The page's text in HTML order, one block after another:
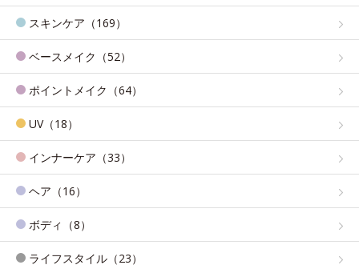
スキンケア（169）
ベースメイク（52）
ポイントメイク（64）
UV（18）
インナーケア（33）
ヘア（16）
ボディ（8）
ライフスタイル（23）